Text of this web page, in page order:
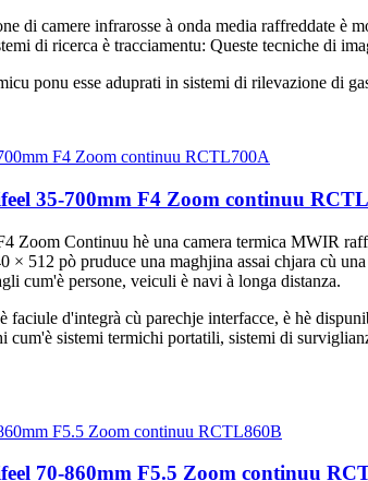
di camere infrarosse à onda media raffreddate
di ricerca è tracciamentu: Queste tecniche di
ponu esse aduprati in sistemi di rilevazione di
35-700mm F4 Zoom continuu
Zoom Continuu hè una camera termica MWIR
× 512 pò pruduce una maghjina assai chjara cù
cum'è persone, veiculi è navi à longa distanza.
d'integrà cù parechje interfacce, è hè
cum'è sistemi termichi portatili, sistemi di
70-860mm F5.5 Zoom continuu